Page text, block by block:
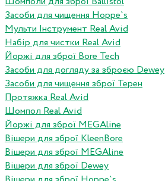
Засоби для чищення Hoppe`s
Мульти Інструмент Real Avid
Набір для чистки Real Avid
Йоржі для зброї Bore Tech
Засоби для догляду за зброєю Dewey
Засоби для чищення зброї Терен
Протяжка Real Avid
Шомпол Real Avid
Йоржі для зброї MEGAline
Вішери для зброї KleenBore
Вішери для зброї MEGAline
Вішери для зброї Dewey